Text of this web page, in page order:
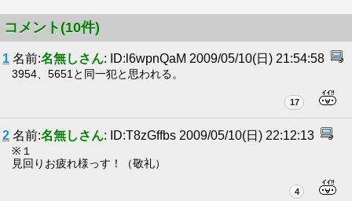
コメント(10件)
1 名前:名無しさん: ID:l6wpnQaM 2009/05/10(日) 21:54:58
3954、5651と同一犯と思われる。
17
2 名前:名無しさん: ID:T8zGffbs 2009/05/10(日) 22:12:13
※１
見回りお疲れ様っす！（敬礼）
4